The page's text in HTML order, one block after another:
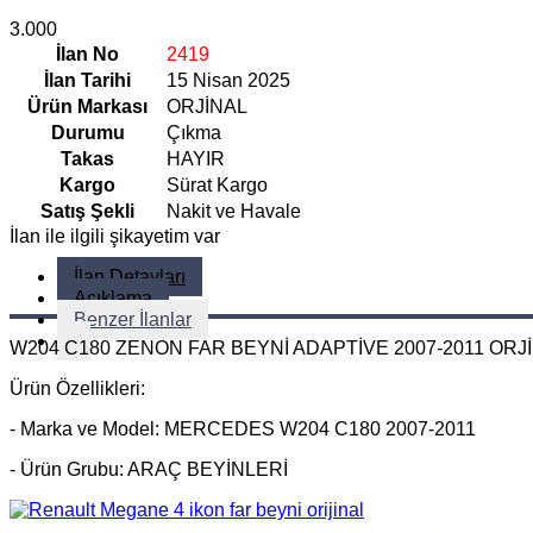
3.000
İlan No
2419
İlan Tarihi
15 Nisan 2025
Ürün Markası
ORJİNAL
Durumu
Çıkma
Takas
HAYIR
Kargo
Sürat Kargo
Satış Şekli
Nakit ve Havale
İlan ile ilgili şikayetim var
İlan Detayları
Açıklama
Benzer İlanlar
W204 C180 ZENON FAR BEYNİ ADAPTİVE 2007-2011
Ürün Özellikleri:
- Marka ve Model: MERCEDES W204 C180 2007-2011
- Ürün Grubu: ARAÇ BEYİNLERİ